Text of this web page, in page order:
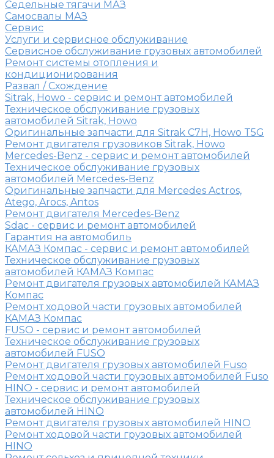
Седельные тягачи МАЗ
Самосвалы МАЗ
Сервис
Услуги и сервисное обслуживание
Сервисное обслуживание грузовых автомобилей
Ремонт системы отопления и
кондиционирования
Развал / Схождение
Sitrak, Howo - сервис и ремонт автомобилей
Техническое обслуживание грузовых
автомобилей Sitrak, Howo
Оригинальные запчасти для Sitrak C7H, Howo T5G
Ремонт двигателя грузовиков Sitrak, Howo
Mercedes-Benz - сервис и ремонт автомобилей
Техническое обслуживание грузовых
автомобилей Mercedes-Benz
Оригинальные запчасти для Mercedes Actros,
Atego, Arocs, Antos
Ремонт двигателя Mercedes-Benz
Sdac - сервис и ремонт автомобилей
Гарантия на автомобиль
КАМАЗ Компас - сервис и ремонт автомобилей
Техническое обслуживание грузовых
автомобилей КАМАЗ Компас
Ремонт двигателя грузовых автомобилей КАМАЗ
Компас
Ремонт ходовой части грузовых автомобилей
КАМАЗ Компас
FUSO - сервис и ремонт автомобилей
Техническое обслуживание грузовых
автомобилей FUSO
Ремонт двигателя грузовых автомобилей Fuso
Ремонт ходовой части грузовых автомобилей Fuso
HINO - сервис и ремонт автомобилей
Техническое обслуживание грузовых
автомобилей HINO
Ремонт двигателя грузовых автомобилей HINO
Ремонт ходовой части грузовых автомобилей
HINO